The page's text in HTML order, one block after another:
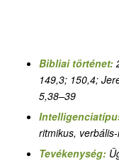
Bibliai történet:
149,3; 150,4;
5,38–39
ritmikus,
Tevékenység: